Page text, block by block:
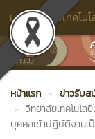
มหาวิทยาลัยเทคโน
หน้าแรก
ข่าวรับส
วิทยาลัยเทคโนโ
บุคคลเข้าปฏิบัติงานเ